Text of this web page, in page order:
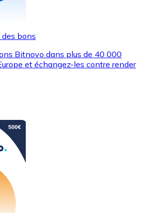
bons
Bitnovo dans plus de 40 000
et échangez-les contre render